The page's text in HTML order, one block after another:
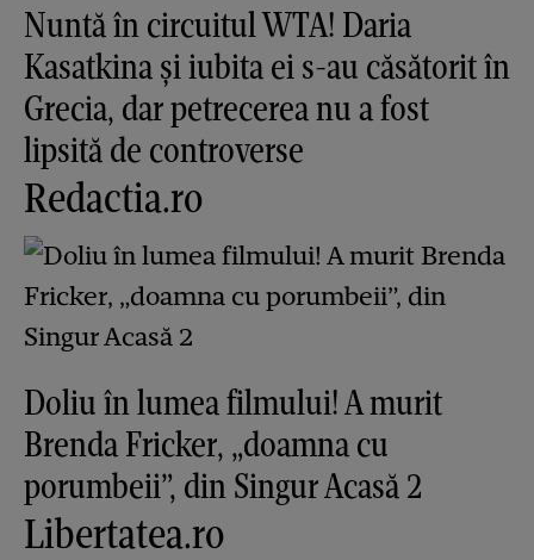
Nuntă în circuitul WTA! Daria
Kasatkina și iubita ei s-au căsătorit în
Grecia, dar petrecerea nu a fost
lipsită de controverse
Redactia.ro
Doliu în lumea filmului! A murit
Brenda Fricker, „doamna cu
porumbeii”, din Singur Acasă 2
Libertatea.ro